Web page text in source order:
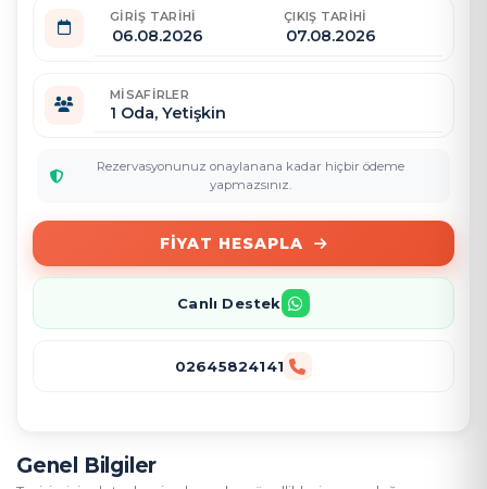
Genel Bilgiler
GIRIŞ TARIHI ÇIKIŞ TARIHI
MISAFIRLER
1 Oda, Yetişkin
Rezervasyonunuz onaylanana kadar hiçbir ödeme
yapmazsınız.
FIYAT HESAPLA
Canlı Destek
02645824141